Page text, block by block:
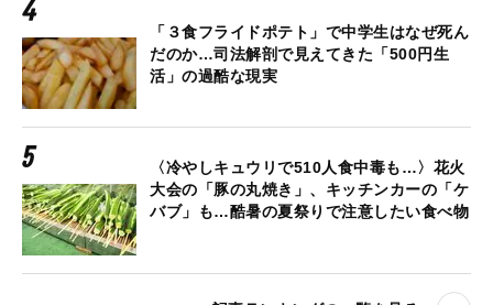
「３食フライドポテト」で中学生はなぜ死ん
だのか…司法解剖で見えてきた「500円生
活」の過酷な現実
〈冷やしキュウリで510人食中毒も…〉花火
大会の「豚の丸焼き」、キッチンカーの「ケ
バブ」も…酷暑の夏祭りで注意したい食べ物